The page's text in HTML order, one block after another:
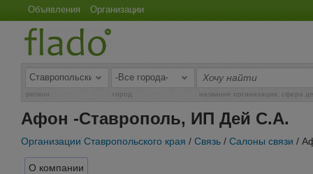
Объявления Организации
регион город название организации, сфера
Афон -Ставрополь, ИП Дей С.А.
Организации Ставропольского края / Связь / Салоны связи /
О компании